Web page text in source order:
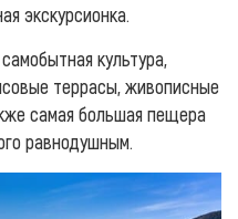
экскурсионка.
культура,
террасы, живописные
самая большая пещера
равнодушным.